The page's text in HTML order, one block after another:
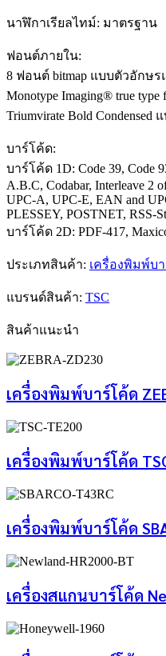
นาฬิกาเรียลไทม์: มาตรฐาน
ฟอนต์ภายใน:
8 ฟอนต์ bitmap แบบตัวอักษร
Monotype Imaging® true
Triumvirate Bold
บาร์โค้ด:
บาร์โค้ด 1D: Code 39, Code
A.B.C, Codabar, Interleave 2
UPC-A, UPC-E, EAN and
PLESSEY, POSTNET, RSS-
บาร์โค้ด 2D: PDF-417,
ประเภทสินค้า: เครื่องพิมพ์บ
แบรนด์สินค้า: TSC
สินค้าแนะนำ
เครื่องพิมพ์บาร์โค้ด
เครื่องพิมพ์บาร์โค้ด
เครื่องพิมพ์บาร์โค้ด
เครื่องสแกนบาร์โค้ด